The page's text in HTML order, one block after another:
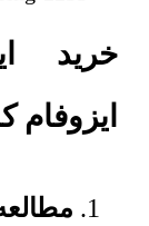
خرید
ایزوفام کد 2253